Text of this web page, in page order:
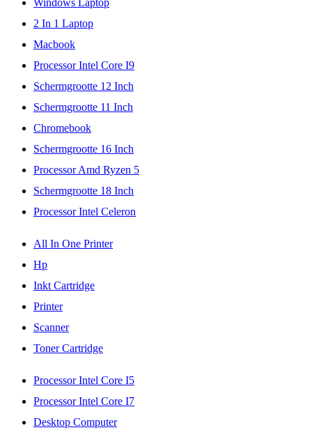
Windows Laptop
2 In 1 Laptop
Macbook
Processor Intel Core I9
Schermgrootte 12 Inch
Schermgrootte 11 Inch
Chromebook
Schermgrootte 16 Inch
Processor Amd Ryzen 5
Schermgrootte 18 Inch
Processor Intel Celeron
All In One Printer
Hp
Inkt Cartridge
Printer
Scanner
Toner Cartridge
Processor Intel Core I5
Processor Intel Core I7
Desktop Computer